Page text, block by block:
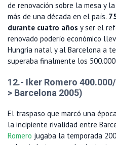
de renovación sobre la mesa y
más de una década en el país.
durante cuatro años y ser el
renovado poderío económico
Hungria natal y al Barcelona a
superaba finalmente los
12.- Iker Romero
> Barcelona 2005)
El traspaso que marcó una
la incipiente rivalidad entre
Romero jugaba la temporada